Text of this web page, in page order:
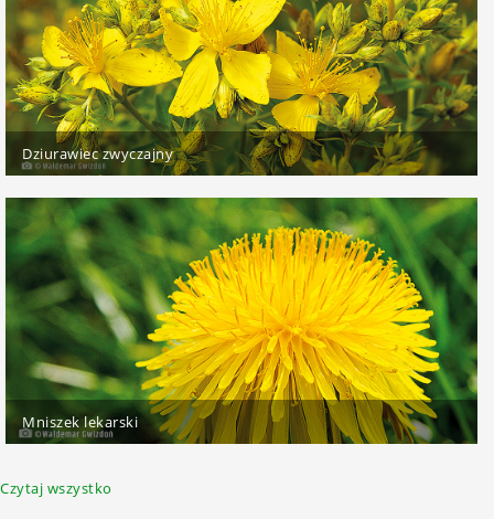
Dziurawiec zwyczajny
Mniszek lekarski
Czytaj wszystko